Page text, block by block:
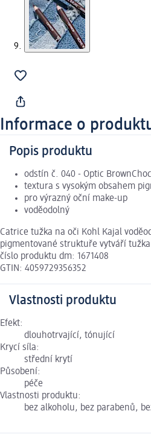
Informace o
Popis produktu
odstín č. 040 - Optic BrownChoc
textura s vysokým obsahem
pro výrazný oční make-up
voděodolný
Catrice tužka na oči Kohl Kajal
pigmentované struktuře vytváří
číslo produktu dm: 1671408
GTIN: 4059729356352
Vlastnosti produktu
Efekt:
dlouhotrvající, tónující
Krycí síla:
střední krytí
Působení:
péče
Vlastnosti produktu:
bez alkoholu, bez parabenů,